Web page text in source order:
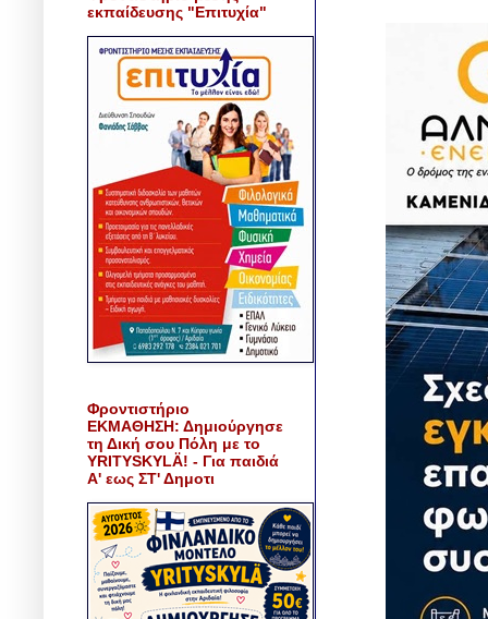
εκπαίδευσης "Επιτυχία"
Φροντιστήριο
ΕΚΜΑΘΗΣΗ: Δημιούργησε
τη Δική σου Πόλη με το
YRITYSKYLÄ! - Για παιδιά
Α' εως ΣΤ' Δημοτι